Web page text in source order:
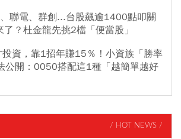
聯電、群創...台股飆逾1400點叩關
？杜金龍先挑2檔「便當股」
資，靠1招年賺15％！小資族「勝率
公開：0050搭配這1種「越簡單越好
/ HOT NEWS /